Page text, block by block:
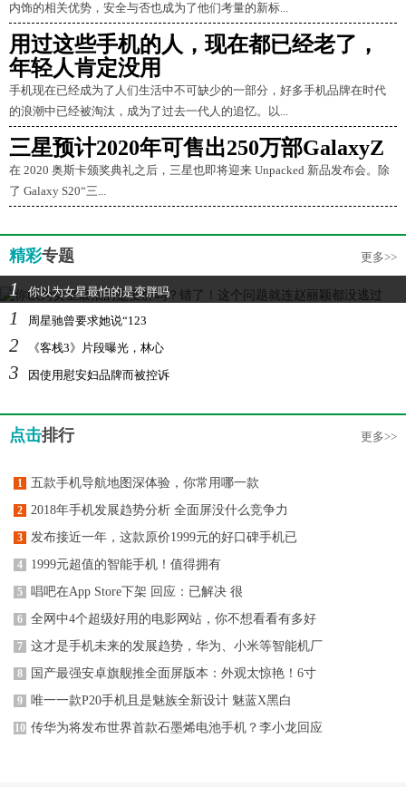
内饰的相关优势，安全与否也成为了他们考量的新标...
用过这些手机的人，现在都已经老了，
年轻人肯定没用
手机现在已经成为了人们生活中不可缺少的一部分，好多手机品牌在时代
的浪潮中已经被淘汰，成为了过去一代人的追忆。以...
三星预计2020年可售出250万部GalaxyZ
在 2020 奥斯卡颁奖典礼之后，三星也即将迎来 Unpacked 新品发布会。除
了 Galaxy S20“三...
精彩专题 更多>>
1 你以为女星最怕的是变胖吗
1 周星驰曾要求她说“123
2 《客栈3》片段曝光，林心
3 因使用慰安妇品牌而被控诉
点击排行 更多>>
1 五款手机导航地图深体验，你常用哪一款
2 2018年手机发展趋势分析 全面屏没什么竞争力
3 发布接近一年，这款原价1999元的好口碑手机已
4 1999元超值的智能手机！值得拥有
5 唱吧在App Store下架 回应：已解决 很
6 全网中4个超级好用的电影网站，你不想看看有多好
7 这才是手机未来的发展趋势，华为、小米等智能机厂
8 国产最强安卓旗舰推全面屏版本：外观太惊艳！6寸
9 唯一一款P20手机且是魅族全新设计 魅蓝X黑白
10 传华为将发布世界首款石墨烯电池手机？李小龙回应